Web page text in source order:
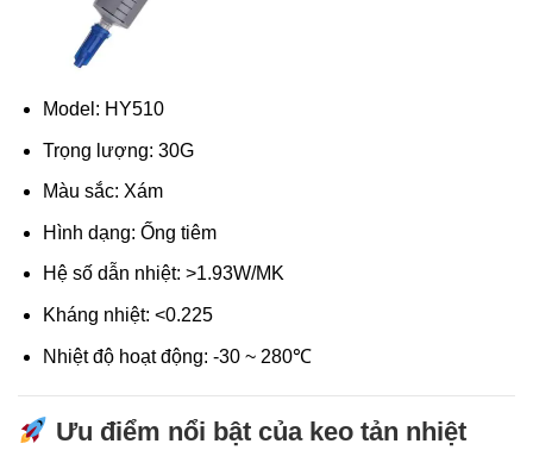
Model: HY510
Trọng lượng: 30G
Màu sắc: Xám
Hình dạng: Ống tiêm
Hệ số dẫn nhiệt: >1.93W/MK
Kháng nhiệt: <0.225
Nhiệt độ hoạt động: -30 ~ 280℃
Ưu điểm nổi bật của keo tản nhiệt